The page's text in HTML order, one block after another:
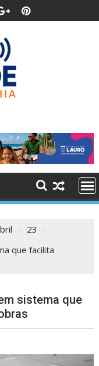
23
que facilita
sistema que